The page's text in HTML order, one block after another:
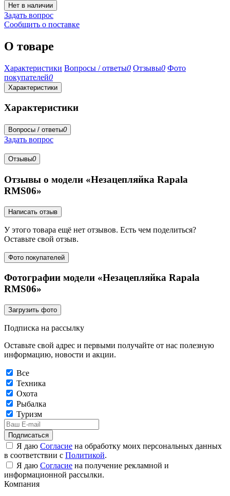
Нет в наличии
Задать вопрос
Сообщить о поставке
О товаре
Характеристики Вопросы / ответы0 Отзывы0 Фото
покупателей0
Характеристики
Характеристики
Вопросы / ответы0
Задать вопрос
Отзывы0
Отзывы о модели «Незацепляйка Rapala
RMS06»
Написать отзыв
У этого товара ещё нет отзывов. Есть чем поделиться?
Оставьте свой отзыв.
Фото покупателей
Фотографии модели «Незацепляйка Rapala
RMS06»
Загрузить фото
Подписка на рассылку
Оставьте свой адрес и первыми получайте от нас полезную
информацию, новости и акции.
Все
Техника
Охота
Рыбалка
Туризм
Подписаться
Я даю Согласие на обработку моих персональных данных
в соответствии с Политикой.
Я даю Согласие на получение рекламной и
информационной рассылки.
Компания